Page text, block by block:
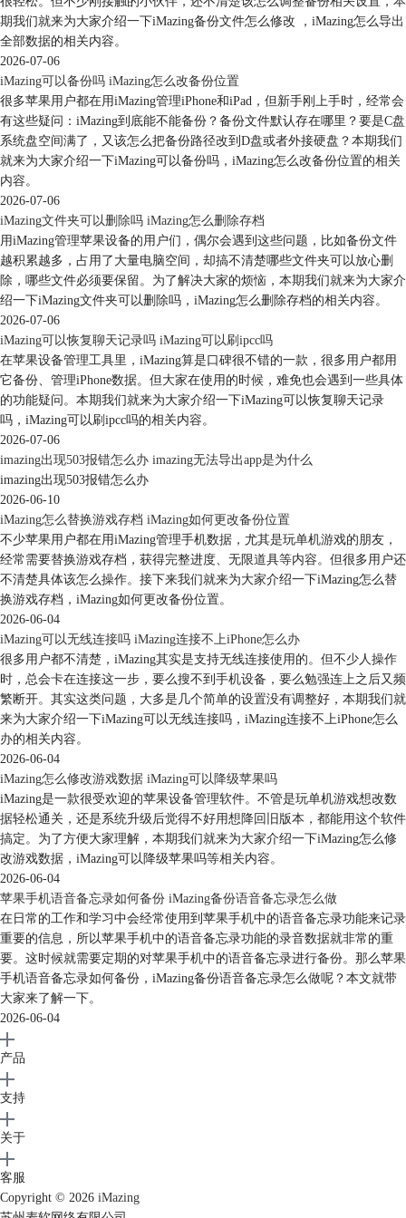
此还是推荐大家使用上诉提到的iMazing将苹果手机中的数据备份到电脑
上，这样就可以不用担心储存空间的问题。下面就来看看怎么操作吧。
使用USB或者WiFi无线连接的方式将手机连接到电脑后，打开iMazing界
面中的“备份”功能。
进入选项界面后，选择是否需要启用“备份加密”和“备份位置”后，点击右
下角的“备份”。即可将苹果手机备份到电脑上了。
以上就是苹果备份数据用什么软件，苹果手机怎么备份到iCloud的全部内
容。iMazing不仅可以对苹果手机进行全备份，还可以对苹果手机中的照
片、通讯录等进行单独备份，大家可以去试试哦。如果大家想要学习更多
关于iMazing这款软件的使用教程，可以进入iMazing中文网站学习。
期我们就来为大家介绍一下iMazing备份文件怎么修改 ，iMazing怎么导出
全部数据的相关内容。
2026-07-06
iMazing可以备份吗 iMazing怎么改备份位置
很多苹果用户都在用iMazing管理iPhone和iPad，但新手刚上手时，经常会
有这些疑问：iMazing到底能不能备份？备份文件默认存在哪里？要是C盘
系统盘空间满了，又该怎么把备份路径改到D盘或者外接硬盘？本期我们
就来为大家介绍一下iMazing可以备份吗，iMazing怎么改备份位置的相关
内容。
2026-07-06
iMazing文件夹可以删除吗 iMazing怎么删除存档
用iMazing管理苹果设备的用户们，偶尔会遇到这些问题，比如备份文件
越积累越多，占用了大量电脑空间，却搞不清楚哪些文件夹可以放心删
除，哪些文件必须要保留。为了解决大家的烦恼，本期我们就来为大家介
绍一下iMazing文件夹可以删除吗，iMazing怎么删除存档的相关内容。
2026-07-06
iMazing可以恢复聊天记录吗 iMazing可以刷ipcc吗
在苹果设备管理工具里，iMazing算是口碑很不错的一款，很多用户都用
它备份、管理iPhone数据。但大家在使用的时候，难免也会遇到一些具体
的功能疑问。本期我们就来为大家介绍一下iMazing可以恢复聊天记录
吗，iMazing可以刷ipcc吗的相关内容。
2026-07-06
imazing出现503报错怎么办 imazing无法导出app是为什么
imazing出现503报错怎么办
2026-06-10
iMazing怎么替换游戏存档 iMazing如何更改备份位置
不少苹果用户都在用iMazing管理手机数据，尤其是玩单机游戏的朋友，
经常需要替换游戏存档，获得完整进度、无限道具等内容。但很多用户还
不清楚具体该怎么操作。接下来我们就来为大家介绍一下iMazing怎么替
换游戏存档，iMazing如何更改备份位置。
2026-06-04
iMazing可以无线连接吗 iMazing连接不上iPhone怎么办
很多用户都不清楚，iMazing其实是支持无线连接使用的。但不少人操作
时，总会卡在连接这一步，要么搜不到手机设备，要么勉强连上之后又频
繁断开。其实这类问题，大多是几个简单的设置没有调整好，本期我们就
来为大家介绍一下iMazing可以无线连接吗，iMazing连接不上iPhone怎么
办的相关内容。
2026-06-04
iMazing怎么修改游戏数据 iMazing可以降级苹果吗
iMazing是一款很受欢迎的苹果设备管理软件。不管是玩单机游戏想改数
据轻松通关，还是系统升级后觉得不好用想降回旧版本，都能用这个软件
搞定。为了方便大家理解，本期我们就来为大家介绍一下iMazing怎么修
改游戏数据，iMazing可以降级苹果吗等相关内容。
2026-06-04
苹果手机语音备忘录如何备份 iMazing备份语音备忘录怎么做
在日常的工作和学习中会经常使用到苹果手机中的语音备忘录功能来记录
重要的信息，所以苹果手机中的语音备忘录功能的录音数据就非常的重
要。这时候就需要定期的对苹果手机中的语音备忘录进行备份。那么苹果
手机语音备忘录如何备份，iMazing备份语音备忘录怎么做呢？本文就带
大家来了解一下。
2026-06-04
产品
支持
关于
客服
Copyright © 2026 iMazing